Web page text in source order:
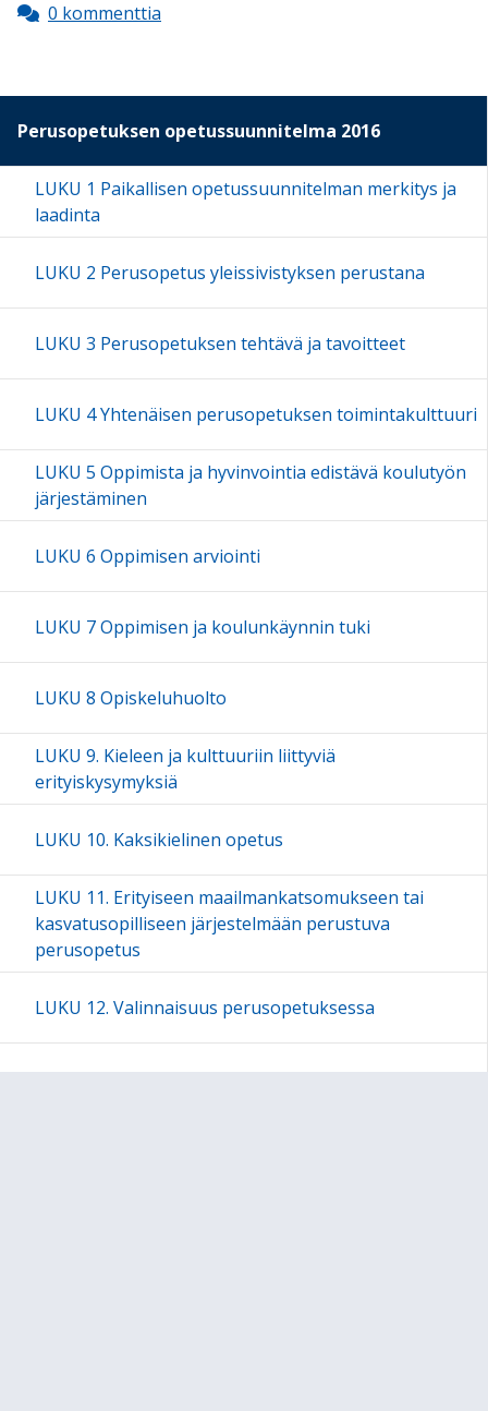
0 kommenttia
Perusopetuksen opetussuunnitelma 2016
LUKU 1 Paikallisen opetussuunnitelman merkitys ja
laadinta
LUKU 2 Perusopetus yleissivistyksen perustana
LUKU 3 Perusopetuksen tehtävä ja tavoitteet
LUKU 4 Yhtenäisen perusopetuksen toimintakulttuuri
LUKU 5 Oppimista ja hyvinvointia edistävä koulutyön
järjestäminen
LUKU 6 Oppimisen arviointi
LUKU 7 Oppimisen ja koulunkäynnin tuki
LUKU 8 Opiskeluhuolto
LUKU 9. Kieleen ja kulttuuriin liittyviä
erityiskysymyksiä
LUKU 10. Kaksikielinen opetus
LUKU 11. Erityiseen maailmankatsomukseen tai
kasvatusopilliseen järjestelmään perustuva
perusopetus
LUKU 12. Valinnaisuus perusopetuksessa
LUKU 13. Vuosiluokat 1-2